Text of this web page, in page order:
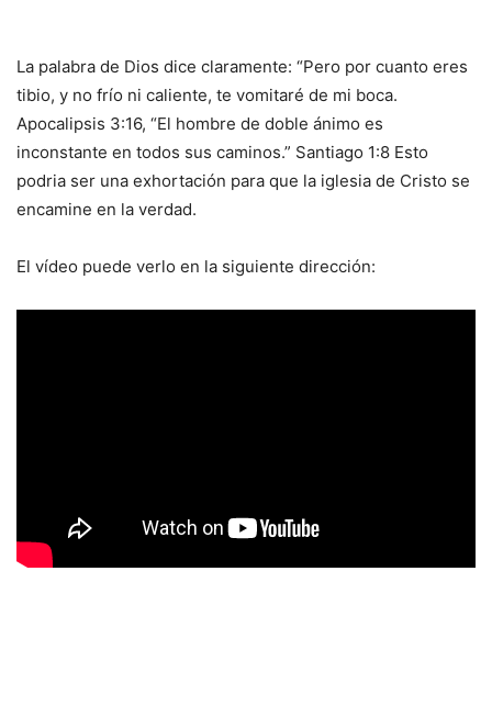
La palabra de Dios dice claramente: “Pero por cuanto eres
tibio, y no frío ni caliente, te vomitaré de mi boca.
Apocalipsis 3:16, “El hombre de doble ánimo es
inconstante en todos sus caminos.” Santiago 1:8 Esto
podria ser una exhortación para que la iglesia de Cristo se
encamine en la verdad.
El vídeo puede verlo en la siguiente dirección: